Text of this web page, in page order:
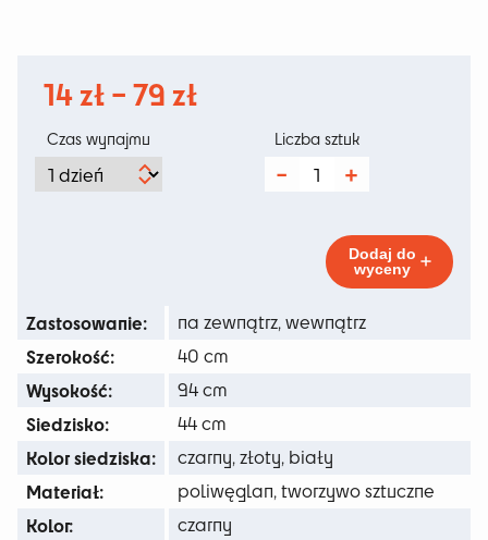
14zł–79 złZakres
Czas wynajmu
ilość
Black
Liczba sztuk
Dodaj do
wyceny
Zastosowanie: na zewnątrz, wewnątrz
Szerokość: 40 cm
Wysokość: 94 cm
Siedzisko: 44 cm
Kolor siedziska: czarny, złoty, biały
Materiał: poliwęglan, tworzywo sztuczne
Kolor:
czarny